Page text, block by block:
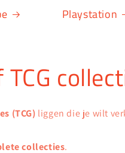
Playstation
(TCG) liggen die je wilt
collecties.